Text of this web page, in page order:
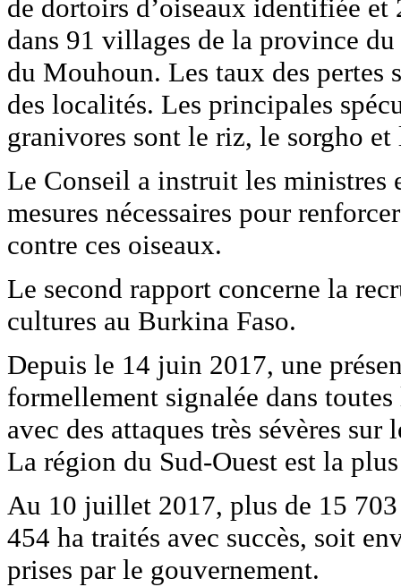
de dortoirs d’oiseaux identifiée et
dans 91 villages de la province
du Mouhoun. Les taux des pertes
des localités. Les principales
granivores sont le riz, le sorgho
Le Conseil a instruit les ministres
mesures nécessaires pour
contre ces oiseaux.
Le second rapport concerne la
cultures au Burkina Faso.
Depuis le 14 juin 2017, une
formellement signalée dans
avec des attaques très sévères sur
La région du Sud-Ouest est la
Au 10 juillet 2017, plus de 15
454 ha traités avec succès, soit
prises par le gouvernement.